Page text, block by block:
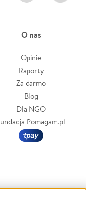
O nas
Opinie
Raporty
Za darmo
Blog
Dla NGO
Pomagam.pl